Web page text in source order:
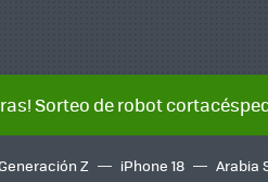
Sorteo de robot
Z iPhone 18 Arabia